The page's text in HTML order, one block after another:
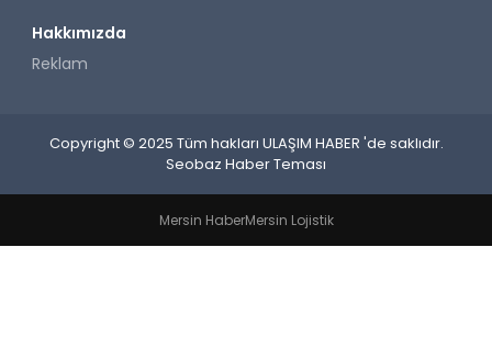
Hakkımızda
Reklam
Copyright © 2025 Tüm hakları ULAŞIM HABER 'de saklıdır.
Seobaz Haber Teması
Mersin HaberMersin Lojistik